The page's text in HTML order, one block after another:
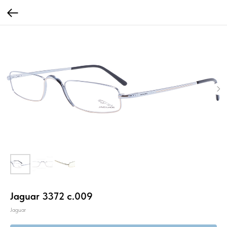
Jaguar 3372 c.009
Jaguar